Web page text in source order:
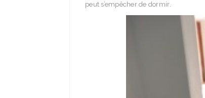
peut s’empêcher de dormir.